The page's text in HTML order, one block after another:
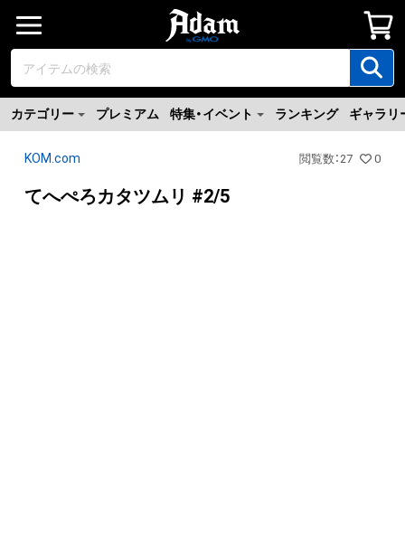
カテゴリー プレミアム 特集・イベント ランキング ギャラリ
KOM.com 閲覧数 ：27 0
てへぺろカタツムリ #2/5